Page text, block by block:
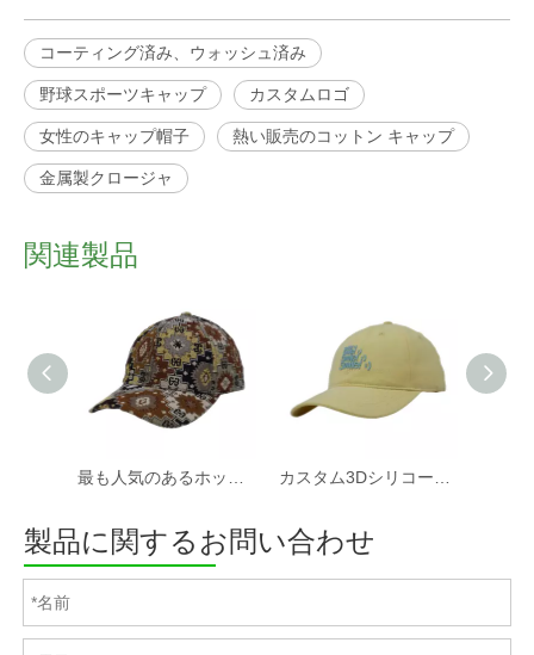
コーティング済み、ウォッシュ済み
野球スポーツキャップ カスタムロゴ
女性のキャップ帽子 熱い販売のコットン キャップ
金属製クロージャ
関連製品
製品に関するお問い合わせ